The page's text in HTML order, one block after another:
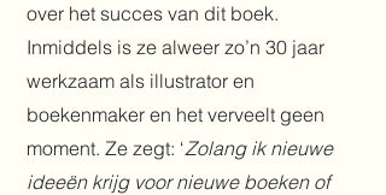
over het succes van dit boek.
Inmiddels is ze alweer zo’n 30 jaar
werkzaam als illustrator en
boekenmaker en het verveelt geen
moment. Ze zegt: ‘Zolang ik nieuwe
ideeën krijg voor nieuwe boeken of